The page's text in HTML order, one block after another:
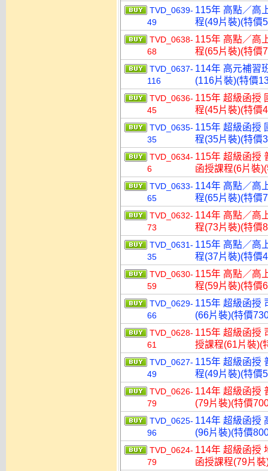
TVD_0639-
49
115年 高點／高
程(49片裝)(特價
TVD_0638-
68
115年 高點／高
程(65片裝)(特價
TVD_0637-
116
114年 高元補習
(116片裝)(特價
TVD_0636-
45
115年 超級函授
程(45片裝)(特價
TVD_0635-
35
115年 超級函授
程(35片裝)(特價
TVD_0634-
6
115年 超級函授
函授課程(6片裝
TVD_0633-
65
114年 高點／高
程(65片裝)(特價
TVD_0632-
73
114年 高點／高
程(73片裝)(特價
TVD_0631-
35
115年 高點／高
程(37片裝)(特價
TVD_0630-
59
115年 高點／高
程(59片裝)(特價
TVD_0629-
66
115年 超級函授
(66片裝)(特價
TVD_0628-
61
115年 超級函授
授課程(61片裝)(
TVD_0627-
49
115年 超級函授
程(49片裝)(特價
TVD_0626-
79
114年 超級函授
(79片裝)(特價
TVD_0625-
96
114年 超級函授
(96片裝)(特價
TVD_0624-
79
114年 超級函授
函授課程(79片